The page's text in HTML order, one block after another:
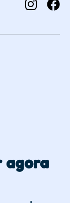
agora